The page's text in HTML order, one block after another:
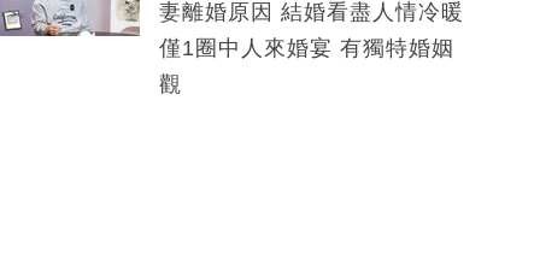
妻離婚原因 結婚看盡人情冷暖
僅1圈中人來婚宴 有獨特婚姻
觀